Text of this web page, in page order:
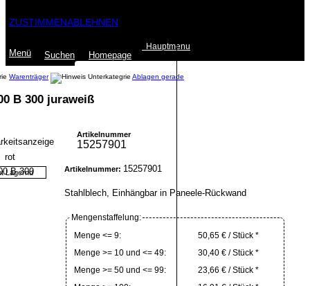
ZUSTIMMENABLEHNEN
Menü Suchen Homepage
Hauptmenu
Warenträger Ablagen gerade
B 300 juraweiß
Lagernd
Artikelnummer
15257901
Artikelnummer: 15257901
Stahlblech, Einhängbar in Paneele-Rückwand
Mengenstaffelung:
Menge <= 9:
50,65 € / Stück *
Menge >= 10 und <= 49:
30,40 € / Stück *
Menge >= 50 und <= 99:
23,66 € / Stück *